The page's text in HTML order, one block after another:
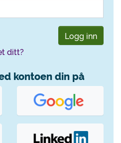
Logg inn
ditt?
kontoen din på